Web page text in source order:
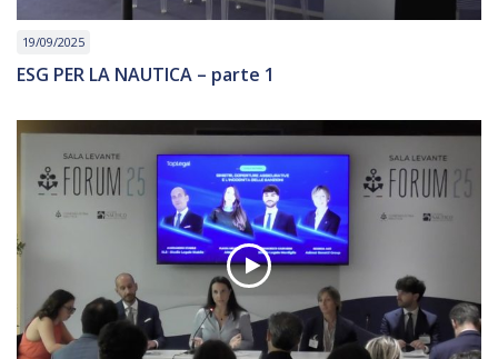
19/09/2025
ESG PER LA NAUTICA – parte 1